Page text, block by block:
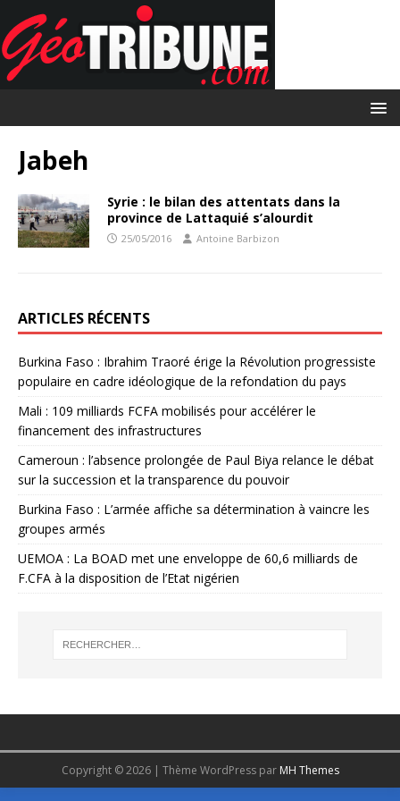
Jabeh
Syrie : le bilan des attentats dans la
province de Lattaquié s’alourdit
25/05/2016 Antoine Barbizon
ARTICLES RÉCENTS
Burkina Faso : Ibrahim Traoré érige la Révolution progressiste
populaire en cadre idéologique de la refondation du pays
Mali : 109 milliards FCFA mobilisés pour accélérer le
financement des infrastructures
Cameroun : l’absence prolongée de Paul Biya relance le débat
sur la succession et la transparence du pouvoir
Burkina Faso : L’armée affiche sa détermination à vaincre les
groupes armés
UEMOA : La BOAD met une enveloppe de 60,6 milliards de
F.CFA à la disposition de l’Etat nigérien
Copyright © 2026 | Thème WordPress par MH Themes